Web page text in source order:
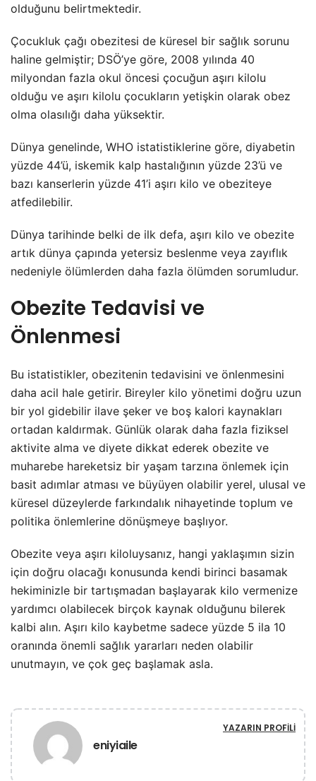
olduğunu belirtmektedir.
Çocukluk çağı obezitesi de küresel bir sağlık sorunu
haline gelmiştir; DSÖ’ye göre, 2008 yılında 40
milyondan fazla okul öncesi çocuğun aşırı kilolu
olduğu ve aşırı kilolu çocukların yetişkin olarak obez
olma olasılığı daha yüksektir.
Dünya genelinde, WHO istatistiklerine göre, diyabetin
yüzde 44’ü, iskemik kalp hastalığının yüzde 23’ü ve
bazı kanserlerin yüzde 41’i aşırı kilo ve obeziteye
atfedilebilir.
Dünya tarihinde belki de ilk defa, aşırı kilo ve obezite
artık dünya çapında yetersiz beslenme veya zayıflık
nedeniyle ölümlerden daha fazla ölümden sorumludur.
Obezite Tedavisi ve
Önlenmesi
Bu istatistikler, obezitenin tedavisini ve önlenmesini
daha acil hale getirir. Bireyler kilo yönetimi doğru uzun
bir yol gidebilir ilave şeker ve boş kalori kaynakları
ortadan kaldırmak. Günlük olarak daha fazla fiziksel
aktivite alma ve diyete dikkat ederek obezite ve
muharebe hareketsiz bir yaşam tarzına önlemek için
basit adımlar atması ve büyüyen olabilir yerel, ulusal ve
küresel düzeylerde farkındalık nihayetinde toplum ve
politika önlemlerine dönüşmeye başlıyor.
Obezite veya aşırı kiloluysanız, hangi yaklaşımın sizin
için doğru olacağı konusunda kendi birinci basamak
hekiminizle bir tartışmadan başlayarak kilo vermenize
yardımcı olabilecek birçok kaynak olduğunu bilerek
kalbi alın. Aşırı kilo kaybetme sadece yüzde 5 ila 10
oranında önemli sağlık yararları neden olabilir
unutmayın, ve çok geç başlamak asla.
eniyiaile
YAZARIN PROFILI